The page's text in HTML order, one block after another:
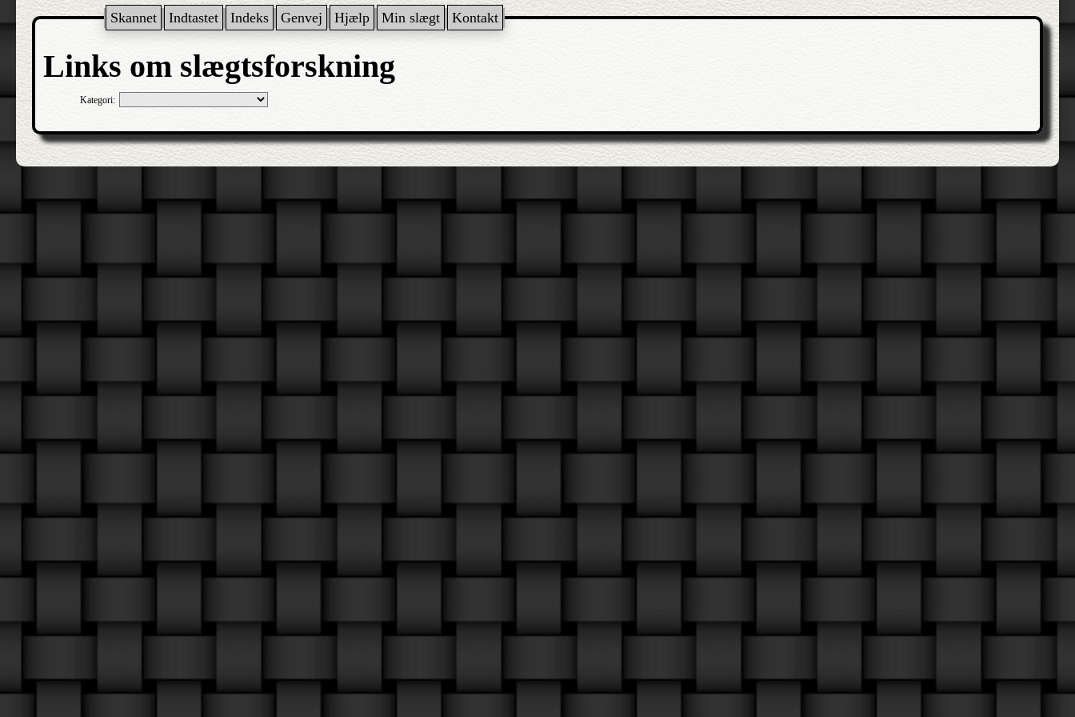
Skannet Indtastet Indeks Genvej Hjælp Min slægt Kontakt
Links om slægtsforskning
Kategori: